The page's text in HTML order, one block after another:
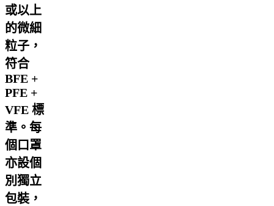
或以上
的微細
粒子，
符合
BFE +
PFE +
VFE 標
準。每
個口罩
亦設個
別獨立
包裝，